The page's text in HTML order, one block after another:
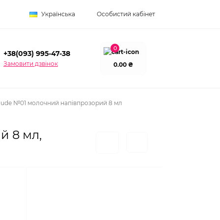
Українська Особистий кабінет
+38(093) 995-47-38
Замовити дзвінок
0
0.00 ₴
№01 молочний напівпрозорий 8 мл
8 мл,